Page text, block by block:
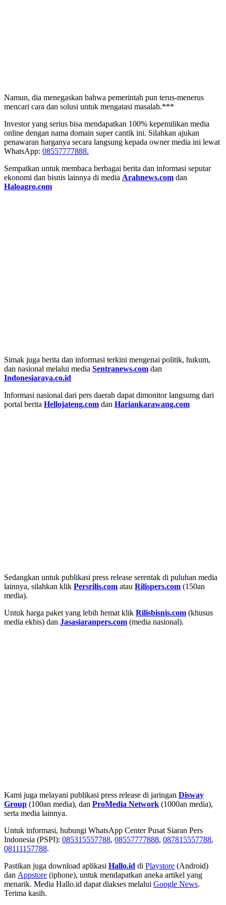
Namun, dia menegaskan bahwa pemerintah pun terus-menerus
mencari cara dan solusi untuk mengatasi masalah.***
Investor yang serius bisa mendapatkan 100% kepemilikan media
online dengan nama domain super cantik ini. Silahkan ajukan
penawaran harganya secara langsung kepada owner media ini lewat
WhatsApp: 08557777888.
Sempatkan untuk membaca berbagai berita dan informasi seputar
ekonomi dan bisnis lainnya di media Arahnews.com dan
Haloagro.com
Simak juga berita dan informasi terkini mengenai politik, hukum,
dan nasional melalui media Sentranews.com dan
Indonesiaraya.co.id
Informasi nasional dari pers daerah dapat dimonitor langsumg dari
portal berita Hellojateng.com dan Hariankarawang.com
Sedangkan untuk publikasi press release serentak di puluhan media
lainnya, silahkan klik Persrilis.com atau Rilispers.com (150an
media).
Untuk harga paket yang lebih hemat klik Rilisbisnis.com (khusus
media ekbis) dan Jasasiaranpers.com (media nasional).
Kami juga melayani publikasi press release di jaringan Disway
Group (100an media), dan ProMedia Network (1000an media),
serta media lainnya.
Untuk informasi, hubungi WhatsApp Center Pusat Siaran Pers
Indonesia (PSPI): 085315557788, 08557777888, 087815557788,
08111157788.
Pastikan juga download aplikasi Hallo.id di Playstore (Android)
dan Appstore (iphone), untuk mendapatkan aneka artikel yang
menarik. Media Hallo.id dapat diakses melalui Google News.
Terima kasih.